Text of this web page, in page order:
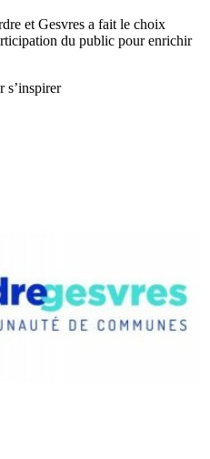
et Gesvres a fait le choix
du public pour enrichir
s’inspirer